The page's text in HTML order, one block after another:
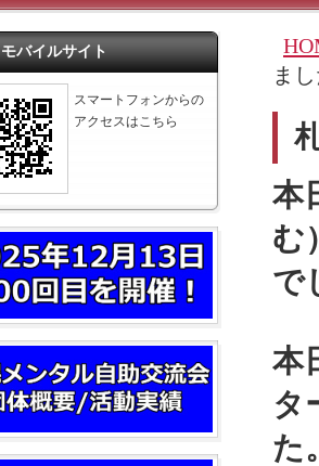
ま
本
む
で
本
タ
た
モバイルサイト
スマートフォンからの
アクセスはこちら